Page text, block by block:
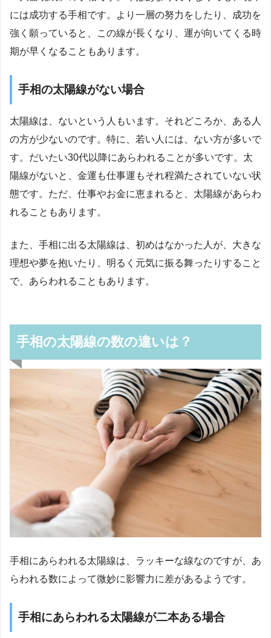
には成功する手相です。より一層の努力をしたり、成功を
強く願っていると、この線が長くなり、運が向いてくる時
期が早くなることもあります。
手相の太陽線がない場合
太陽線は、ないという人もいます。それどころか、ある人
の方が少ないのです。特に、若い人には、ない方が多いで
す。だいたい30代以降にあらわれることが多いです。太
陽線がないと、金運も仕事運もそれ程満たされていない状
態です。ただ、仕事やお金に恵まれると、太陽線があらわ
れることもあります。
また、手相に出る太陽線は、初めはなかった人が、大きな
理想や夢を抱いたり、明るく元気に振る舞ったりすること
で、あらわれることもあります。
手相の太陽線の数の違いは？
手相にあらわれる太陽線は、ラッキーな線なのですが、あ
らわれる数によって微妙に影響力に差があるようです。
手相にあらわれる太陽線が二本ある場合